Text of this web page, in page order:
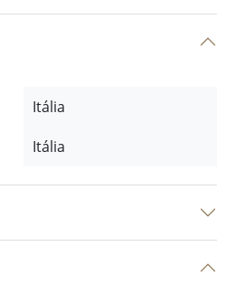
Itália
Itália